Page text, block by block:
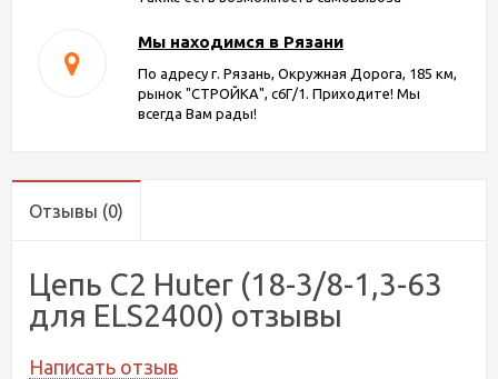
Мы находимся в Рязани
По адресу г. Рязань, Окружная Дорога, 185 км,
рынок "СТРОЙКА", с6Г/1. Приходите! Мы
всегда Вам рады!
Отзывы (0)
Цепь C2 Huter (18-3/8-1,3-63
для ELS2400) отзывы
Написать отзыв